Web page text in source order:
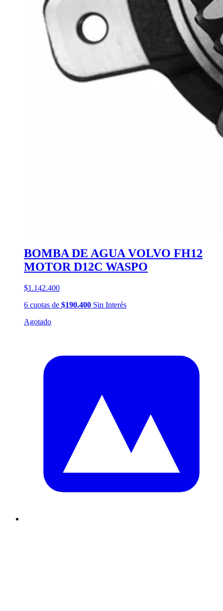
BOMBA DE AGUA VOLVO FH12
MOTOR D12C WASPO
$1.142.400
6 cuotas de $190.400 Sin Interés
Agotado